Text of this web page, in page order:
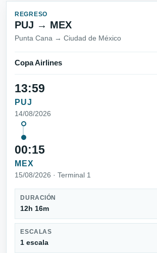
REGRESO
PUJ → MEX
Punta Cana → Ciudad de México
Copa Airlines
13:59
PUJ
14/08/2026
00:15
MEX
15/08/2026 · Terminal 1
DURACIÓN
12h 16m
ESCALAS
1 escala